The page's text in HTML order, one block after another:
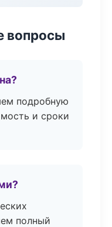
вопросы
подробную
и сроки
полный